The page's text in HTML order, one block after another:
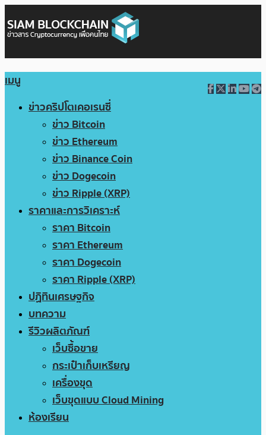
เมนู
ข่าวคริปโตเคอเรนซี่
ข่าว Bitcoin
ข่าว Ethereum
ข่าว Binance Coin
ข่าว Dogecoin
ข่าว Ripple (XRP)
ราคาและการวิเคราะห์
ราคา Bitcoin
ราคา Ethereum
ราคา Dogecoin
ราคา Ripple (XRP)
ปฏิทินเศรษฐกิจ
บทความ
รีวิวผลิตภัณฑ์
เว็บซื้อขาย
กระเป๋าเก็บเหรียญ
เครื่องขุด
เว็บขุดแบบ Cloud Mining
ห้องเรียน